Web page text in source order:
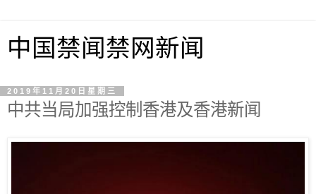
中国禁闻禁网新闻
2019年11月20日星期三
中共当局加强控制香港及香港新闻